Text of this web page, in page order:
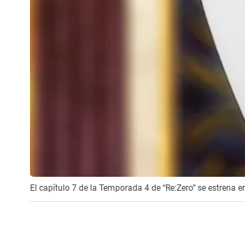
El capítulo 7 de la Temporada 4 de “Re:Zero” se